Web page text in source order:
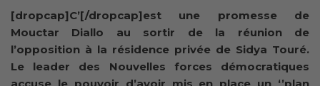
[dropcap]C’[/dropcap]est une promesse de
Mouctar Diallo au sortir de la réunion de
l’opposition à la résidence privée de Sidya Touré.
Le leader des Nouvelles forces démocratiques
accuse le pouvoir d’avoir mis en place un ‘’plan